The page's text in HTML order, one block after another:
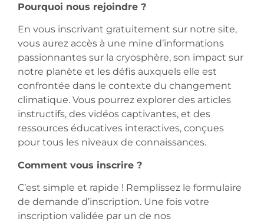
Pourquoi nous rejoindre ?
En vous inscrivant gratuitement sur notre site,
vous aurez accès à une mine d’informations
passionnantes sur la cryosphère, son impact sur
notre planète et les défis auxquels elle est
confrontée dans le contexte du changement
climatique. Vous pourrez explorer des articles
instructifs, des vidéos captivantes, et des
ressources éducatives interactives, conçues
pour tous les niveaux de connaissances.
Comment vous inscrire ?
C’est simple et rapide ! Remplissez le formulaire
de demande d’inscription. Une fois votre
inscription validée par un de nos